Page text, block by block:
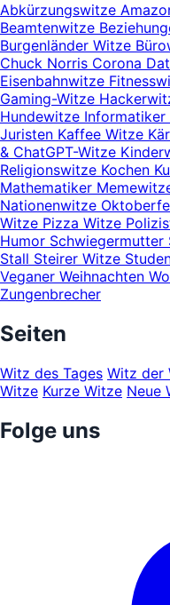
Abkürzungswitze
Beamtenwitze
Burgenländer Witze
Chuck Norris Corona
Eisenbahnwitze
Gaming-Witze
Hundewitze Informatiker
Juristen Kaffee Witze
& ChatGPT-Witze
Religionswitze Kochen
Mathematiker
Nationenwitze
Witze Pizza Witze
Humor Schwiegermutter
Stall Steirer Witze
Veganer Weihnachten
Zungenbrecher
Seiten
Witz des Tages Witz der
Witze Kurze Witze Neue
Folge uns